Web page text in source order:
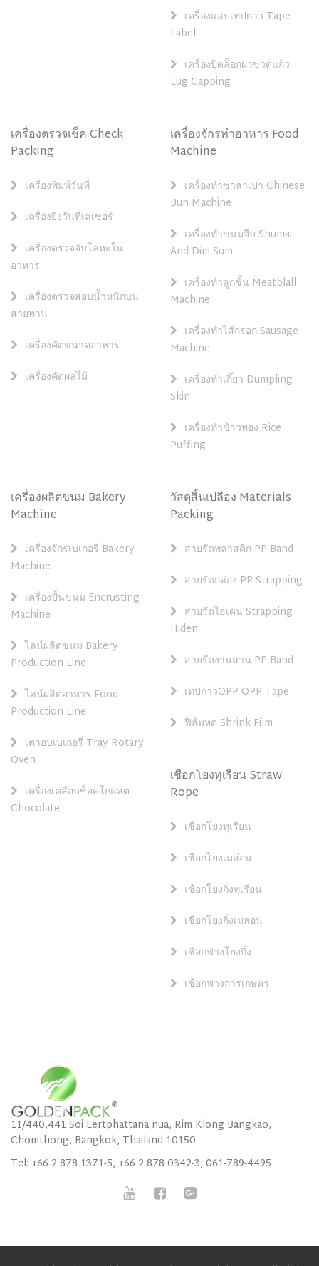
เครื่องแลบเทปกาว Tape
Label
เครื่องปิดล็อกฝาขวดแก้ว
Lug Capping
เครื่องตรวจเช็ค Check
Packing
เครื่องพิมพ์วันที่
เครื่องยิงวันที่เลเซอร์
เครื่องตรวจจับโลหะใน
อาหาร
เครื่องตรวจสอบน้ำหนักบน
สายพาน
เครื่องคัดขนาดอาหาร
เครื่องคัดผลไม้
เครื่องจักรทำอาหาร Food
Machine
เครื่องทำซาลาเปา Chinese
Bun Machine
เครื่องทำขนมจีบ Shumai
And Dim Sum
เครื่องทำลูกชิ้น Meatblall
Machine
เครื่องทำไส้กรอก Sausage
Machine
เครื่องทำเกี๊ยว Dumpling
Skin
เครื่องทำข้าวพอง Rice
Puffing
เครื่องผลิตขนม Bakery
Machine
เครื่องจักรเบเกอรี่ Bakery
Machine
เครื่องปั้นขนม Encrusting
Machine
ไลน์ผลิตขนม Bakery
Production Line
ไลน์ผลิตอาหาร Food
Production Line
เตาอบเบเกอรี่ Tray Rotary
Oven
เครื่องเคลือบช็อคโกแลต
Chocolate
วัสดุสิ้นเปลือง Materials
Packing
สายรัดพลาสติก PP Band
สายรัดกล่อง PP Strapping
สายรัดไฮเดน Strapping
Hiden
สายรัดงานสาน PP Band
เทปกาวOPP OPP Tape
ฟิล์มหด Shrink Film
เชือกโยงทุเรียน Straw
Rope
เชือกโยงทุเรียน
เชือกโยงเมล่อน
เชือกโยงกิ่งทุเรียน
เชือกโยงกิ่งเมล่อน
เชือกฟางโยงกิ่ง
เชือกฟางการเกษตร
11/440,441 Soi Lertphattana nua, Rim Klong Bangkao,
Chomthong, Bangkok, Thailand 10150
Tel: +66 2 878 1371-5, +66 2 878 0342-3, 061-789-4495